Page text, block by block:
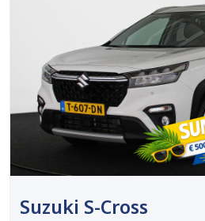
Suzuki S-Cross